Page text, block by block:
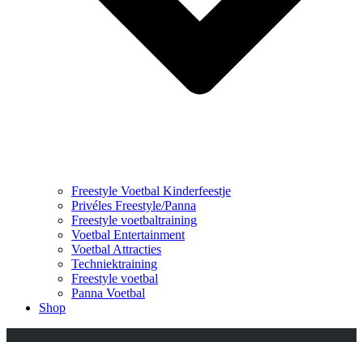
Freestyle Voetbal Kinderfeestje
Privéles Freestyle/Panna
Freestyle voetbaltraining
Voetbal Entertainment
Voetbal Attracties
Techniektraining
Freestyle voetbal
Panna Voetbal
Shop